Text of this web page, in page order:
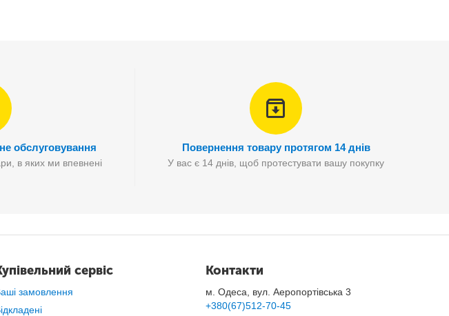
чи немає необхідностівстановлювати повноцінну плиту з духовкою.
обслуговування
в яких ми впевнені
Повернення товару протягом 14 днів
У вас є 14 днів, щоб протестувати вашу покупку
сервіс
замовлення
Контакти
м. Одеса, вул. Аеропортівська 3
+380(67)512-70-45